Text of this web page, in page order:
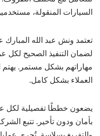
السيارات المنقولة،
تعتمد ونش عبد الله
لضمان التنفيذ الصحيح لكل
مهاراتهم بشكل مستمر. يهتم
العملاء بشكل كامل.
يضعون خططًا تفصيلية لكل
بأمان ودون تأخير. تتبع